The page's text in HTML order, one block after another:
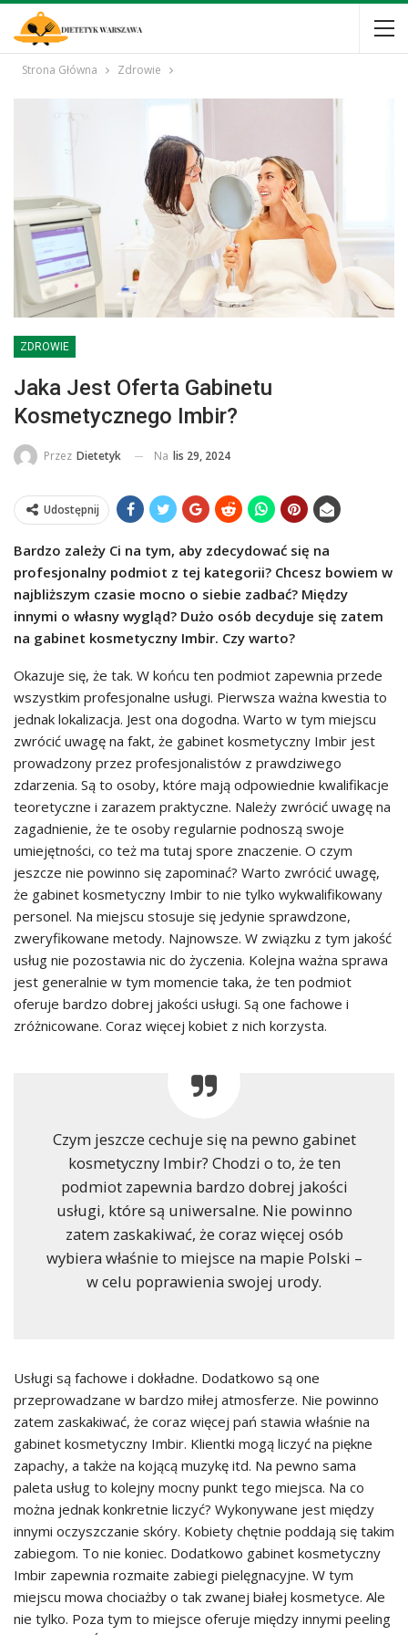
Strona Główna Zdrowie
ZDROWIE
Jaka Jest Oferta Gabinetu
Kosmetycznego Imbir?
Przez Dietetyk Na lis 29, 2024
Udostępnij
Bardzo zależy Ci na tym, aby zdecydować się na
profesjonalny podmiot z tej kategorii? Chcesz bowiem w
najbliższym czasie mocno o siebie zadbać? Między
innymi o własny wygląd? Dużo osób decyduje się zatem
na gabinet kosmetyczny Imbir. Czy warto?
Okazuje się, że tak. W końcu ten podmiot zapewnia przede
wszystkim profesjonalne usługi. Pierwsza ważna kwestia to
jednak lokalizacja. Jest ona dogodna. Warto w tym miejscu
zwrócić uwagę na fakt, że gabinet kosmetyczny Imbir jest
prowadzony przez profesjonalistów z prawdziwego
zdarzenia. Są to osoby, które mają odpowiednie kwalifikacje
teoretyczne i zarazem praktyczne. Należy zwrócić uwagę na
zagadnienie, że te osoby regularnie podnoszą swoje
umiejętności, co też ma tutaj spore znaczenie. O czym
jeszcze nie powinno się zapominać? Warto zwrócić uwagę,
że gabinet kosmetyczny Imbir to nie tylko wykwalifikowany
personel. Na miejscu stosuje się jedynie sprawdzone,
zweryfikowane metody. Najnowsze. W związku z tym jakość
usług nie pozostawia nic do życzenia. Kolejna ważna sprawa
jest generalnie w tym momencie taka, że ten podmiot
oferuje bardzo dobrej jakości usługi. Są one fachowe i
zróżnicowane. Coraz więcej kobiet z nich korzysta.
Czym jeszcze cechuje się na pewno gabinet
kosmetyczny Imbir? Chodzi o to, że ten
podmiot zapewnia bardzo dobrej jakości
usługi, które są uniwersalne. Nie powinno
zatem zaskakiwać, że coraz więcej osób
wybiera właśnie to miejsce na mapie Polski –
w celu poprawienia swojej urody.
Usługi są fachowe i dokładne. Dodatkowo są one
przeprowadzane w bardzo miłej atmosferze. Nie powinno
zatem zaskakiwać, że coraz więcej pań stawia właśnie na
gabinet kosmetyczny Imbir. Klientki mogą liczyć na piękne
zapachy, a także na kojącą muzykę itd. Na pewno sama
paleta usług to kolejny mocny punkt tego miejsca. Na co
można jednak konkretnie liczyć? Wykonywane jest między
innymi oczyszczanie skóry. Kobiety chętnie poddają się takim
zabiegom. To nie koniec. Dodatkowo gabinet kosmetyczny
Imbir zapewnia rozmaite zabiegi pielęgnacyjne. W tym
miejscu mowa chociażby o tak zwanej białej kosmetyce. Ale
nie tylko. Poza tym to miejsce oferuje między innymi peeling